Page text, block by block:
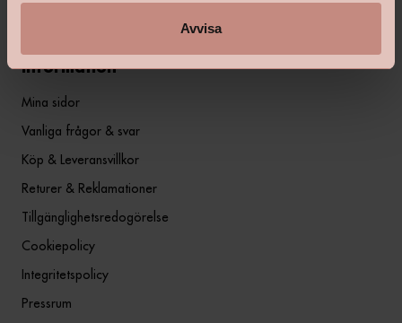
Avvisa
Information
Mina sidor
Vanliga frågor & svar
Köp & Leveransvillkor
Returer & Reklamationer
Tillgänglighetsredogörelse
Cookiepolicy
Integritetspolicy
Pressrum